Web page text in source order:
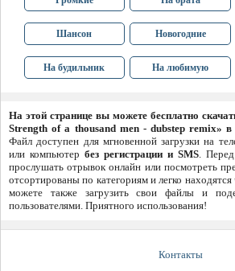
Шансон Новогодние
На будильник На любимую
На этой странице вы можете бесплатно
Strength of a thousand men - dubstep remix»
Файл доступен для мгновенной загрузки на
или компьютер без регистрации и SMS.
прослушать отрывок онлайн или посмотреть
отсортированы по категориям и легко
можете также загрузить свои файлы и
пользователями. Приятного использования!
Контакты